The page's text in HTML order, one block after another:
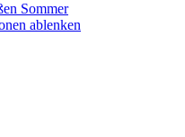
Sommer
ablenken